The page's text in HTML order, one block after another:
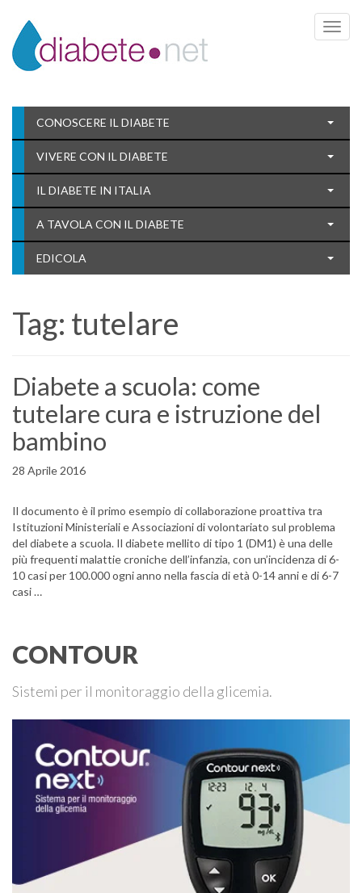
Toggle
CONOSCERE IL DIABETE
VIVERE CON IL DIABETE
IL DIABETE IN ITALIA
A TAVOLA CON IL DIABETE
EDICOLA
Tag: tutelare
Diabete a scuola: come
tutelare cura e istruzione del
bambino
28 Aprile 2016
Il documento è il primo esempio di collaborazione proattiva tra
Istituzioni Ministeriali e Associazioni di volontariato sul problema
del diabete a scuola. Il diabete mellito di tipo 1 (DM1) è una delle
più frequenti malattie croniche dell’infanzia, con un’incidenza di 6-
10 casi per 100.000 ogni anno nella fascia di età 0-14 anni e di 6-7
casi …
CONTOUR
Sistemi per il monitoraggio della glicemia.